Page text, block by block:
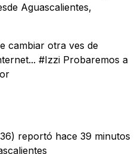
Aguascalientes,
cambiar otra ves de
#Izzi Probaremos a
reportó hace 39 minutos